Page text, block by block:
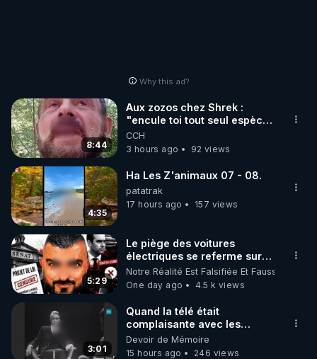
Why this ad?
8:44
Aux zozos chez Shrek :
"encule toi tout seul espèce
de mal polish"
CCH
3 hours ago
92 views
4:35
Ha Les Z'animaux 07 - 08.
patatrak
17 hours ago
157 views
5:29
Le piège des voitures
électriques se referme sur
les usagers !
Notre Réalité Est Falsifiée Et Fausse
One day ago
4.5 k views
3:01
Quand la télé était
complaisante avec les
pédophiles
Devoir de Mémoire
15 hours ago
246 views